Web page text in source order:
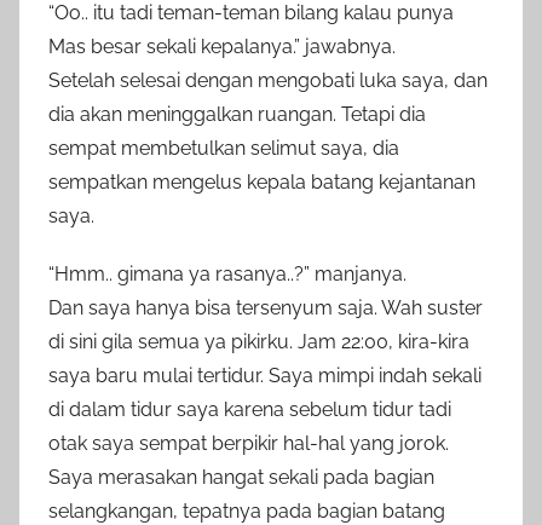
“Oo.. itu tadi teman-teman bilang kalau punya
Mas besar sekali kepalanya.” jawabnya.
Setelah selesai dengan mengobati luka saya, dan
dia akan meninggalkan ruangan. Tetapi dia
sempat membetulkan selimut saya, dia
sempatkan mengelus kepala batang kejantanan
saya.
“Hmm.. gimana ya rasanya..?” manjanya.
Dan saya hanya bisa tersenyum saja. Wah suster
di sini gila semua ya pikirku. Jam 22:00, kira-kira
saya baru mulai tertidur. Saya mimpi indah sekali
di dalam tidur saya karena sebelum tidur tadi
otak saya sempat berpikir hal-hal yang jorok.
Saya merasakan hangat sekali pada bagian
selangkangan, tepatnya pada bagian batang